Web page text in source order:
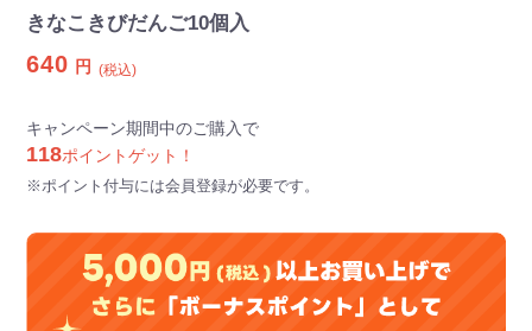
きなこきびだんご10個入
640 円 (税込)
キャンペーン期間中のご購入で
118ポイントゲット！
※ポイント付与には会員登録が必要です。